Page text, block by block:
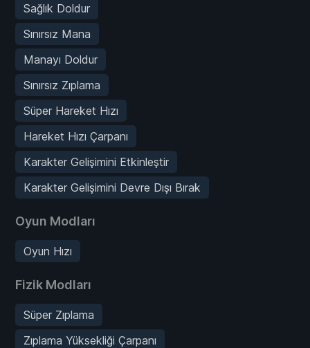
Sağlık Doldur
Sınırsız Mana
Manayı Doldur
Sınırsız Zıplama
Süper Hareket Hızı
Hareket Hızı Çarpanı
Karakter Gelişimini Etkinleştir
Karakter Gelişimini Devre Dışı Bırak
Oyun Modları
Oyun Hızı
Fizik Modları
Süper Zıplama
Zıplama Yüksekliği Çarpanı